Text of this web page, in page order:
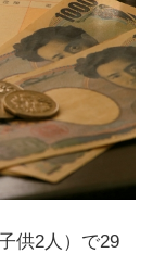
供2人）で29